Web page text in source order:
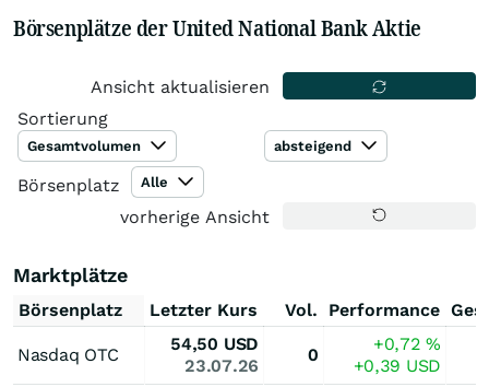
Börsenplätze der United National Bank Aktie
Ansicht aktualisieren
Sortierung
Gesamtvolumen absteigend
Börsenplatz Alle
vorherige Ansicht
Marktplätze
Börsenplatz Letzter Kurs Vol. Performance
Nasdaq OTC
54,50 USD
23.07.26
0
+0,72%
+0,39 USD